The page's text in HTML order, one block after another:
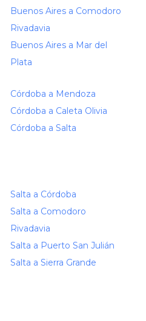
Buenos Aires a Comodoro
Rivadavia
Buenos Aires a Mar del
Plata
Córdoba a Mendoza
Córdoba a Caleta Olivia
Córdoba a Salta
Salta a Córdoba
Salta a Comodoro
Rivadavia
Salta a Puerto San Julián
Salta a Sierra Grande